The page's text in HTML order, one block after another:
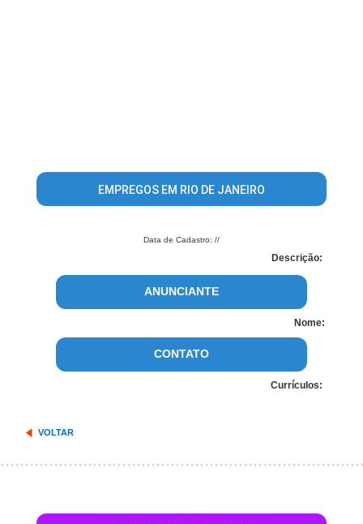
EMPREGOS EM RIO DE JANEIRO
Data de Cadastro: //
Descrição:
ANUNCIANTE
Nome:
CONTATO
Currículos:
VOLTAR